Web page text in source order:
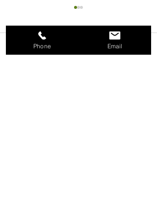
コメントPhone Email